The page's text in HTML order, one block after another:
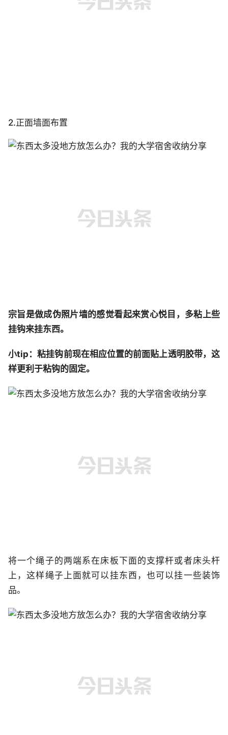
2.正面墙面布置
宗旨是做成伪照片墙的感觉看起来赏心悦目，多粘上些
挂钩来挂东西。
小tip：粘挂钩前现在相应位置的前面贴上透明胶带，这
样更利于粘钩的固定。
将一个绳子的两端系在床板下面的支撑杆或者床头杆
上，这样绳子上面就可以挂东西，也可以挂一些装饰
品。